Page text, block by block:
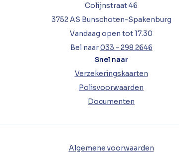
Colijnstraat 46
3752 AS Bunschoten-Spakenburg
Vandaag open tot 17.30
Bel naar033 - 298 2646
Snel naar
Verzekeringskaarten
Polisvoorwaarden
Documenten
Algemene voorwaarden